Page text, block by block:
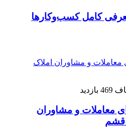
کامل کسب‌وکارها
469 بازدید
معاملات و مشاوران
قشم